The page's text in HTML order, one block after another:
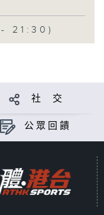
21:30)
社 交
公眾回饋